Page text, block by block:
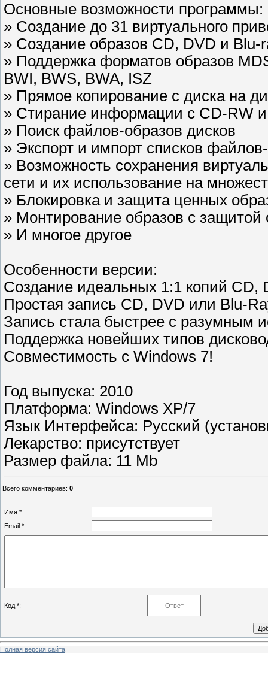
Основные возможности программы:
» Создание до 31 виртуального
» Создание образов CD, DVD и Blu-
» Поддержка форматов образов
BWI, BWS, BWA, ISZ
» Прямое копирование с диска на
» Стирание информации с CD-RW
» Поиск файлов-образов дисков
» Экспорт и импорт списков
» Возможность сохранения
сети и их использование на
» Блокировка и защита ценных
» Монтирование образов с защитой
» И многое другое
Особенности версии:
Создание идеальных 1:1 копий CD,
Простая запись CD, DVD или Blu-
Запись стала быстрее с разумным
Поддержка новейших типов
Совместимость с Windows 7!
Год выпуска: 2010
Платформа: Windows XP/7
Язык Интерфейса: Русский
Лекарство: присутствует
Размер файла: 11 Мb
Всего комментариев: 0
Имя *:
Email *:
Код *:
Полная версия сайта